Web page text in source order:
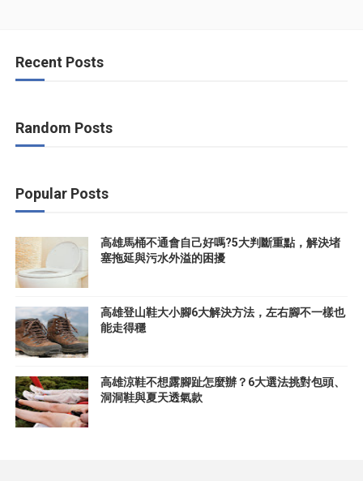
Recent Posts
Random Posts
Popular Posts
高雄馬桶不通會自己好嗎?5大判斷重點，解決堵
塞拖延與污水外溢的困擾
高雄登山鞋大小腳6大解決方法，左右腳不一樣也
能走得穩
高雄涼鞋不想露腳趾怎麼辦？6大選法挑對包頭、
洞洞鞋與夏天透氣款